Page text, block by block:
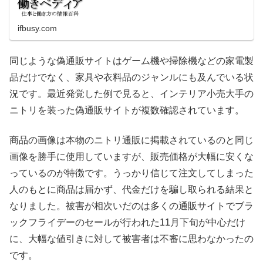
ifbusy.com
同じような偽通販サイトはゲーム機や掃除機などの家電製
品だけでなく、家具や衣料品のジャンルにも及んでいる状
況です。最近発覚した例で見ると、インテリア小売大手の
ニトリを装った偽通販サイトが複数確認されています。
商品の画像は本物のニトリ通販に掲載されているのと同じ
画像を勝手に使用していますが、販売価格が大幅に安くな
っているのが特徴です。うっかり信じて注文してしまった
人のもとに商品は届かず、代金だけを騙し取られる結果と
なりました。被害が相次いだのは多くの通販サイトでブラ
ックフライデーのセールが行われた11月下旬が中心だけ
に、大幅な値引きに対して被害者は不審に思わなかったの
です。